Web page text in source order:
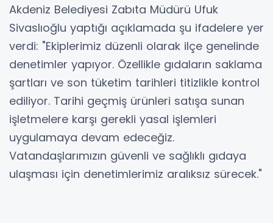
Akdeniz Belediyesi Zabıta Müdürü Ufuk
Sivaslıoğlu yaptığı açıklamada şu ifadelere yer
verdi: "Ekiplerimiz düzenli olarak ilçe genelinde
denetimler yapıyor. Özellikle gıdaların saklama
şartları ve son tüketim tarihleri titizlikle kontrol
ediliyor. Tarihi geçmiş ürünleri satışa sunan
işletmelere karşı gerekli yasal işlemleri
uygulamaya devam edeceğiz.
Vatandaşlarımızın güvenli ve sağlıklı gıdaya
ulaşması için denetimlerimiz aralıksız sürecek."